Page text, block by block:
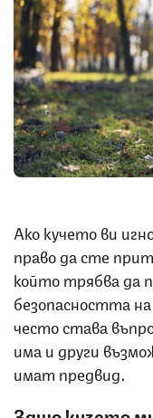
Ако кучето ви
право да сте
който трябва да
безопасността
често става
има и други
имат предвид.